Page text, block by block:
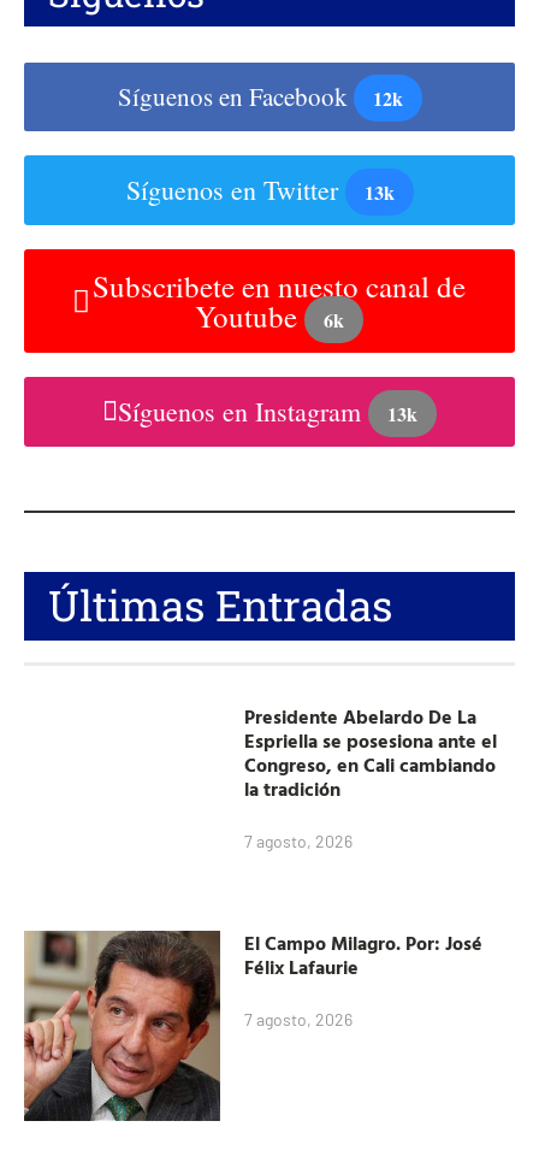
Síguenos en Facebook 12k
Síguenos en Twitter 13k
Subscribete en nuesto canal de
Youtube 6k
Síguenos en Instagram 13k
Últimas Entradas
Presidente Abelardo De La
Espriella se posesiona ante el
Congreso, en Cali cambiando
la tradición
7 agosto, 2026
El Campo Milagro. Por: José
Félix Lafaurie
7 agosto, 2026